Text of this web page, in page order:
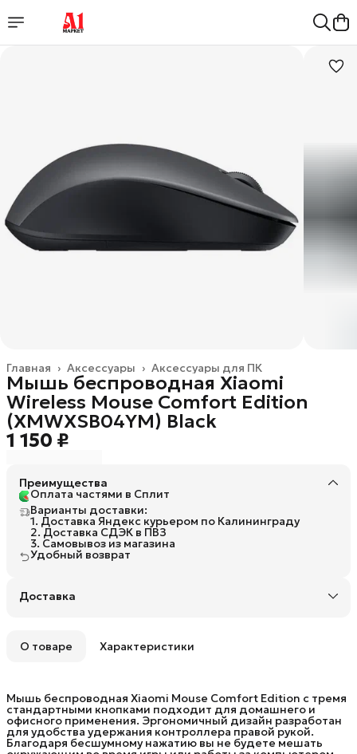
Аксессуары для ПК
Аксессуары ›
Главная ›
Мышь беспроводная Xiaomi
Wireless Mouse Comfort Edition
(XMWXSB04YM) Black
1 150 ₽
Преимущества
Оплата частями в Сплит
Варианты доставки:
1. Доставка Яндекс курьером по Калининграду
2. Доставка СДЭК в ПВЗ
3. Самовывоз из магазина
Удобный возврат
Доставка
О товаре Характеристики
Мышь беспроводная Xiaomi Mouse Comfort Edition с тремя
стандартными кнопками подходит для домашнего и
офисного применения. Эргономичный дизайн разработан
для удобства удержания контроллера правой рукой.
Благодаря бесшумному нажатию вы не будете мешать